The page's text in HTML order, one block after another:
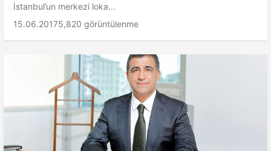
İstanbul’un merkezi loka...
15.06.20175,820 görüntülenme